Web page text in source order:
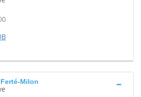
Ferté-Milon